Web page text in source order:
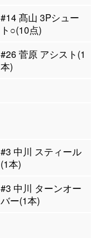
#14 髙山 3Pシュー
ト○(10点)
#26 菅原 アシスト(1
本)
#3 中川 スティール
(1本)
#3 中川 ターンオー
バー(1本)